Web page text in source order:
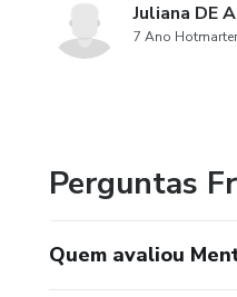
Juliana DE
7 Ano Hotmarter
Perguntas
Quem avaliou